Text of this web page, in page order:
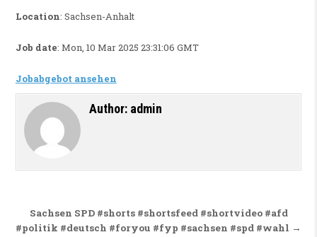
Location: Sachsen-Anhalt
Job date: Mon, 10 Mar 2025 23:31:06 GMT
Jobabgebot ansehen
Author: admin
Beitragsnavigation
Sachsen SPD #shorts #shortsfeed #shortvideo #afd
#politik #deutsch #foryou #fyp #sachsen #spd #wahl →